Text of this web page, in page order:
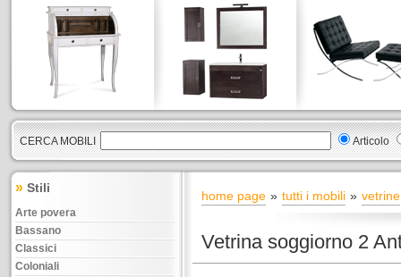
CERCA MOBILI Articolo
» Stili
Arte povera
Bassano
Classici
Coloniali
home page tutti i mobili vetrine
Vetrina soggiorno 2